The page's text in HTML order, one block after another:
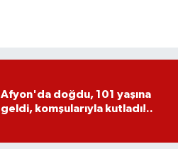
Afyon'da doğdu, 101 yaşına
geldi, komşularıyla kutladı!..